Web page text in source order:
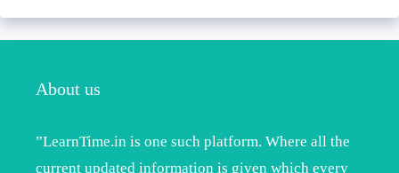
About us
”LearnTime.in is one such platform. Where all the
current updated information is given which every